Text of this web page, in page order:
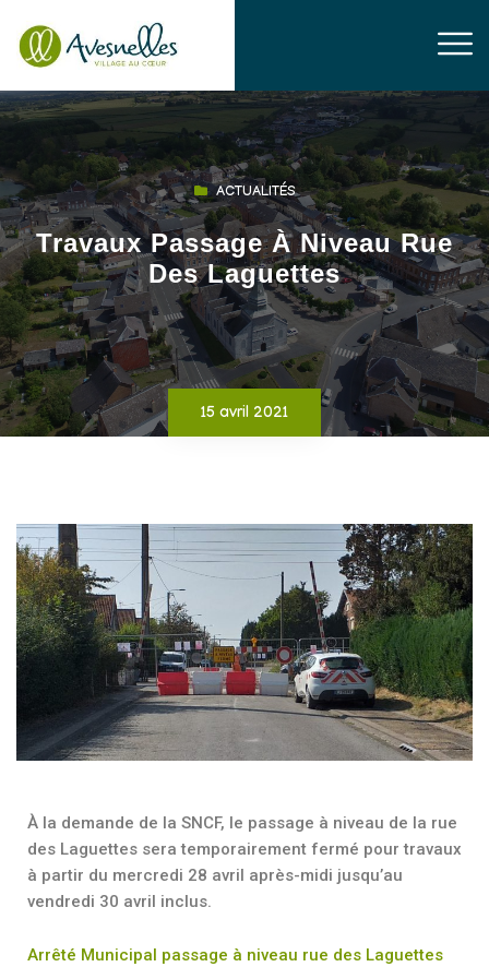
ACTUALITÉS
Travaux Passage À Niveau Rue
Des Laguettes
15 avril 2021
À la demande de la SNCF, le passage à niveau de la rue
des Laguettes sera temporairement fermé pour travaux
à partir du mercredi 28 avril après-midi jusqu’au
vendredi 30 avril inclus.
Arrêté Municipal passage à niveau rue des Laguettes